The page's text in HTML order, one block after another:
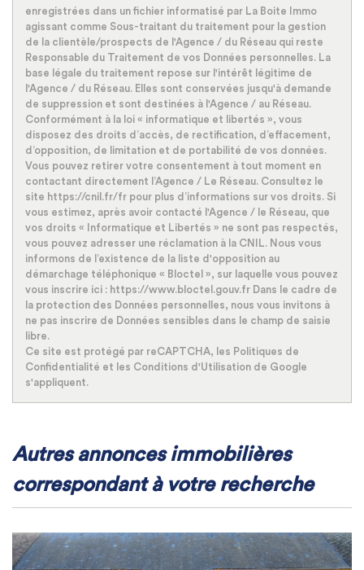
Appartements 20,03 %
Familles avec 3 enfants 7,43 %
enregistrées dans un fichier informatisé par La Boite Immo
agissant comme Sous-traitant du traitement pour la gestion
de la clientèle/prospects de l'Agence / du Réseau qui reste
Responsable du Traitement de vos Données personnelles. La
base légale du traitement repose sur l'intérêt légitime de
l'Agence / du Réseau. Elles sont conservées jusqu'à demande
de suppression et sont destinées à l'Agence / au Réseau.
Conformément à la loi « informatique et libertés », vous
disposez des droits d’accès, de rectification, d’effacement,
d’opposition, de limitation et de portabilité de vos données.
Vous pouvez retirer votre consentement à tout moment en
contactant directement l’Agence / Le Réseau. Consultez le
site https://cnil.fr/fr pour plus d’informations sur vos droits. Si
vous estimez, après avoir contacté l'Agence / le Réseau, que
vos droits « Informatique et Libertés » ne sont pas respectés,
vous pouvez adresser une réclamation à la CNIL. Nous vous
informons de l’existence de la liste d'opposition au
démarchage téléphonique « Bloctel », sur laquelle vous pouvez
vous inscrire ici : https://www.bloctel.gouv.fr Dans le cadre de
la protection des Données personnelles, nous vous invitons à
ne pas inscrire de Données sensibles dans le champ de saisie
libre.
Ce site est protégé par reCAPTCHA, les Politiques de
Confidentialité et les Conditions d'Utilisation de Google
s'appliquent.
autres annonces immobilières
correspondant à votre recherche